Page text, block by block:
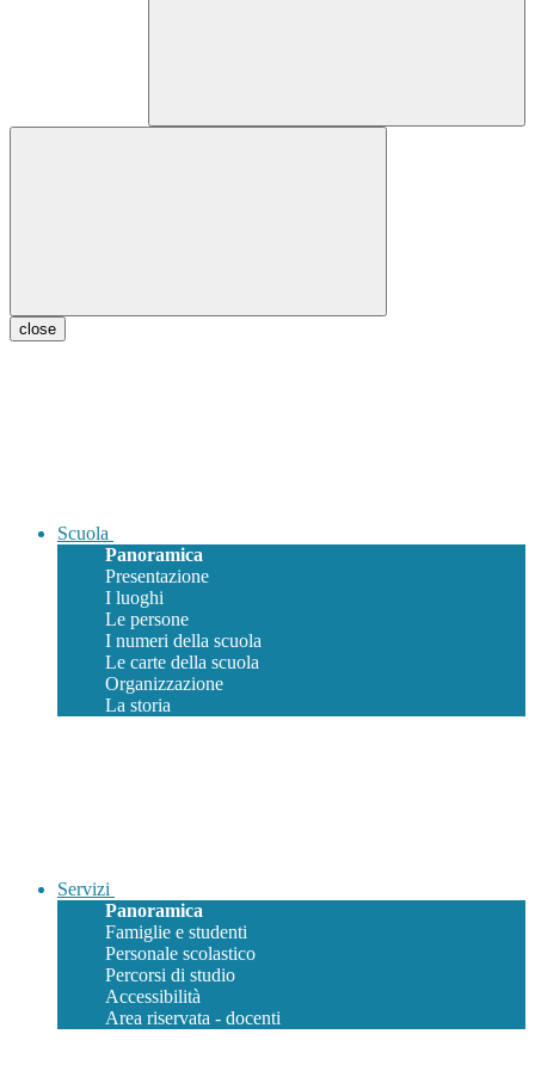
close
Scuola
Panoramica
Presentazione
I luoghi
Le persone
I numeri della scuola
Le carte della scuola
Organizzazione
La storia
Servizi
Panoramica
Famiglie e studenti
Personale scolastico
Percorsi di studio
Accessibilità
Area riservata - docenti